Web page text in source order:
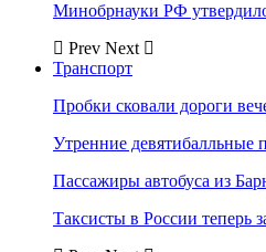
Минобрнауки РФ
Prev Next
Транспорт
Пробки сковали дороги
Утренние девятибалльные
Пассажиры автобуса из
Таксисты в России теперь